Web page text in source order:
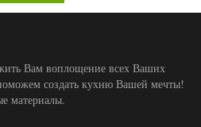
Вам воплощение всех Ваших
создать кухню Вашей мечты!
материалы.